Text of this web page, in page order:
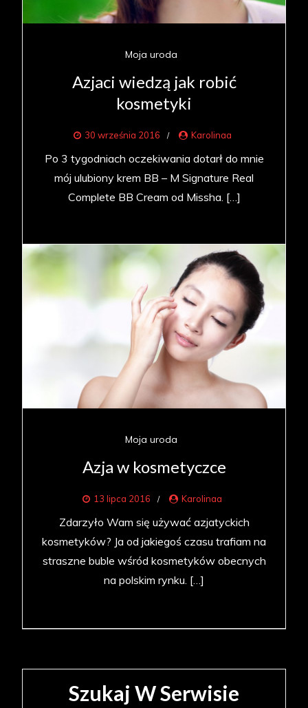
Moja uroda
Azjaci wiedzą jak robić
kosmetyki
30 września 2016 Karolinaa
Po 3 tygodniach oczekiwania dotarł do mnie
mój ulubiony krem BB – M Signature Real
Complete BB Cream od Missha. […]
Moja uroda
Azja w kosmetyczce
13 lipca 2016 Karolinaa
Zdarzyło Wam się używać azjatyckich
kosmetyków? Ja od jakiegoś czasu trafiam na
straszne buble wśród kosmetyków obecnych
na polskim rynku. […]
Szukaj W Serwisie